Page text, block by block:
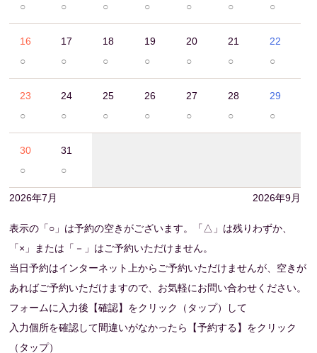
○
○
○
○
○
○
○
16
○
17
○
18
○
19
○
20
○
21
○
22
○
23
○
24
○
25
○
26
○
27
○
28
○
29
○
30
○
31
○
2026年7月 2026年9月
表示の「○」は予約の空きがございます。「△」は残りわずか、
「×」または「－」はご予約いただけません。
当日予約はインターネット上からご予約いただけませんが、空きが
あればご予約いただけますので、お気軽にお問い合わせください。
フォームに入力後【確認】をクリック（タップ）して
入力個所を確認して間違いがなかったら【予約する】をクリック
（タップ）